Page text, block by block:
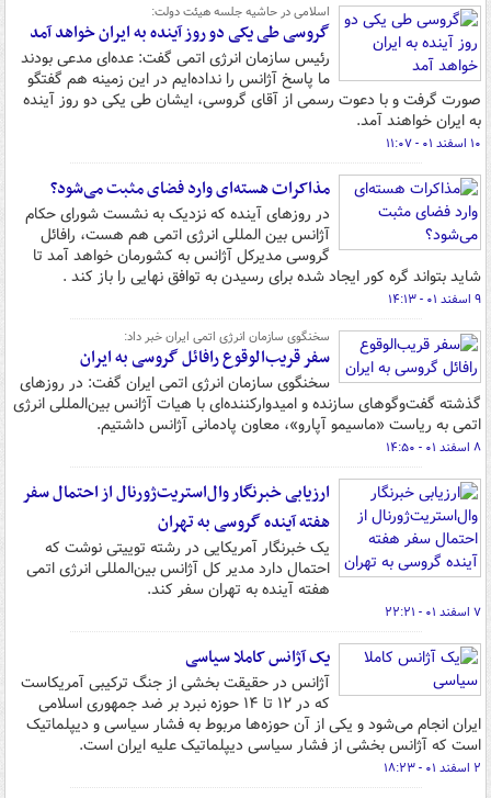
اسلامی در حاشیه جلسه هیئت دولت:
گروسی طی یکی دو روز آینده به ایران خواهد آمد
رئیس سازمان انرژی اتمی گفت: عده‌ای مدعی بودند
ما پاسخ آژانس را نداده‌ایم در این زمینه هم گفتگو
صورت گرفت و با دعوت رسمی از آقای گروسی، ایشان طی یکی دو روز آینده
به ایران خواهند آمد.
۱۰ اسفند ۰۱ - ۱۱:۰۷
مذاکرات هسته‌ای وارد فضای مثبت می‌شود؟
در روزهای آینده که نزدیک به نشست شورای حکام
آژانس بین المللی انرژی اتمی هم هست، رافائل
گروسی مدیرکل آژانس به کشورمان خواهد آمد تا
شاید بتواند گره کور ایجاد شده برای رسیدن به توافق نهایی را باز کند .
۹ اسفند ۰۱ - ۱۴:۱۳
سخنگوی سازمان انرژی اتمی ایران خبر داد:
سفر قریب‌الوقوع رافائل گروسی به ایران
سخنگوی سازمان انرژی اتمی ایران گفت: در روزهای
گذشته گفت‌وگوهای سازنده و امیدوارکننده‌ای با هیات آژانس بین‌المللی انرژی
اتمی به ریاست «ماسیمو آپارو»، معاون پادمانی آژانس داشتیم.
۸ اسفند ۰۱ - ۱۴:۵۰
ارزیابی خبرنگار وال‌استریت‌ژورنال از احتمال سفر
هفته آینده گروسی به تهران
یک خبرنگار آمریکایی در رشته توییتی نوشت که
احتمال دارد مدیر کل آژانس بین‌المللی انرژی اتمی
هفته آینده به تهران سفر کند.
۷ اسفند ۰۱ - ۲۲:۲۱
یک آژانس کاملا سیاسی
آژانس در حقیقت بخشی از جنگ ترکیبی آمریکاست
که در ۱۲ تا ۱۴ حوزه نبرد بر ضد جمهوری اسلامی
ایران انجام می‌شود و یکی از آن حوزه‌ها مربوط به فشار سیاسی و دیپلماتیک
است که آژانس بخشی از فشار سیاسی دیپلماتیک علیه ایران است.
۲ اسفند ۰۱ - ۱۸:۲۳